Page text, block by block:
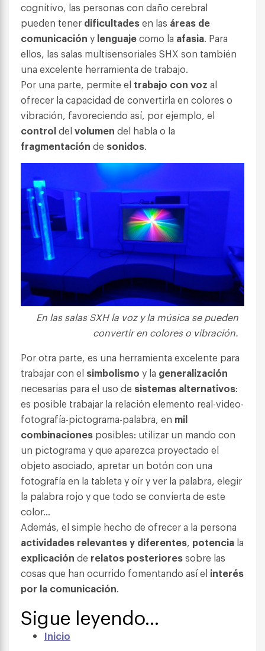
cognitivo, las personas con daño cerebral
pueden tener dificultadesen las áreas de
comunicación y lenguajecomo la afasia. Para
ellos, las salas multisensoriales SHX son también
una excelente herramienta de trabajo.
Por una parte, permite el trabajo con voz al
ofrecer la capacidad de convertirla en colores o
vibración, favoreciendo así, por ejemplo, el
controldel volumen del habla o la
fragmentación de sonidos.
En las salas SXH la voz y la música se pueden
convertir en colores o vibración.
Por otra parte, es una herramienta excelente para
trabajar con el simbolismo y la generalización
necesarias para el uso de sistemas alternativos:
es posible trabajar la relación elemento real-video-
fotografía-pictograma-palabra, en mil
combinaciones posibles: utilizar un mando con
un pictograma y que aparezca proyectado el
objeto asociado, apretar un botón con una
fotografía en la tableta y oír y ver la palabra, elegir
la palabra rojo y que todo se convierta de este
color…
Además, el simple hecho de ofrecer a la persona
actividades relevantes y diferentes, potencia la
explicación de relatos posterioressobre las
cosas que han ocurrido fomentando así el interés
por la comunicación.
Sigue leyendo…
Inicio